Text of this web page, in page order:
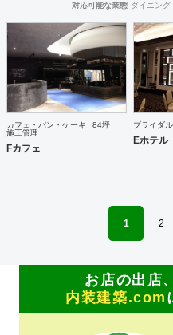
対応可能な業態 ダイニング
カフェ・パン・ケーキ
84坪
施工管理
Fカフェ
ブライダル
Eホテ
1 2
お店の出店
内装建築.com